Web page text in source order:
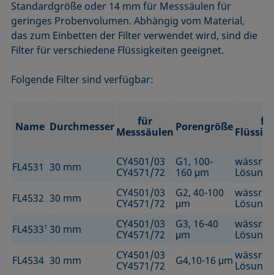
Standardgröße oder 14 mm für Messsäulen für
geringes Probenvolumen. Abhängig vom Material,
das zum Einbetten der Filter verwendet wird, sind die
Filter für verschiedene Flüssigkeiten geeignet.
Folgende Filter sind verfügbar:
Name Durchmesser
für
Messsäulen Porengröße
FL4531 30 mm
CY4501/03
CY4571/72
G1, 100-
160 μm
FL4532 30 mm
CY4501/03
CY4571/72
G2, 40-100
μm
FL45331 30 mm
CY4501/03
CY4571/72
G3, 16-40
μm
FL4534 30 mm
CY4501/03
CY4571/72
G4,10-16 μm